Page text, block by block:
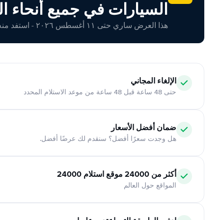
السيارات في جميع أنحاء
هذا العرض ساري حتى ١١ أغسطس ٢٠٢٦ - استفد منه اليوم!
الإلغاء المجاني
حتى 48 ساعة قبل 48 ساعة من موعد الاستلام المحدد
ضمان أفضل الأسعار
هل وجدت سعرًا أفضل؟ سنقدم لك عرضًا أفضل.
أكثر من 24000 موقع استلام 24000
المواقع حول العالم